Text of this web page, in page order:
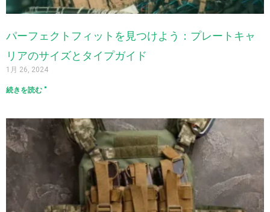
パーフェクトフィットを見つけよう：プレートキャ
リアのサイズとタイプガイド
1月 26, 2024
続きを読む "